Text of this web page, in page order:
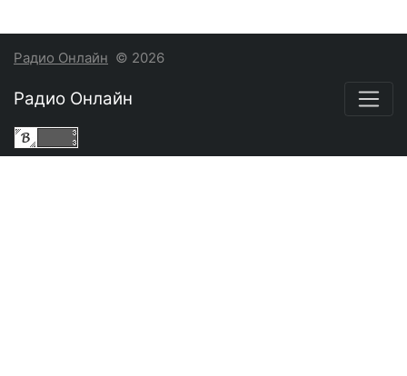
Радио Онлайн © 2026
Радио Онлайн